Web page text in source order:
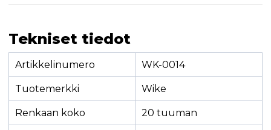
Tekniset tiedot
Artikkelinumero WK-0014
Tuotemerkki Wike
Renkaan koko 20 tuuman